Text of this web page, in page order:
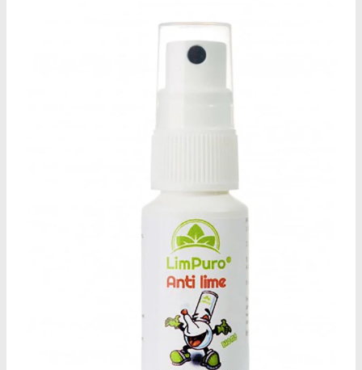
Oplev ALLe vores
brands lige her